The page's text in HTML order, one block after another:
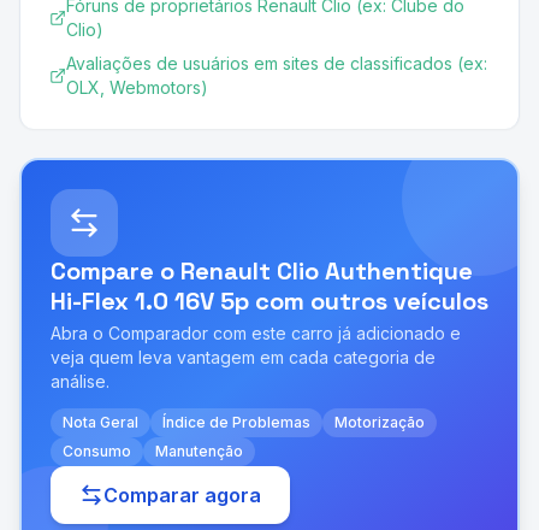
Fóruns de proprietários Renault Clio (ex: Clube do
Clio)
Avaliações de usuários em sites de classificados (ex:
OLX, Webmotors)
Compare o Renault Clio Authentique
Hi-Flex 1.0 16V 5p com outros veículos
Abra o Comparador com este carro já adicionado e
veja quem leva vantagem em cada categoria de
análise.
Nota Geral Índice de Problemas
Motorização
Consumo
Manutenção
Comparar agora